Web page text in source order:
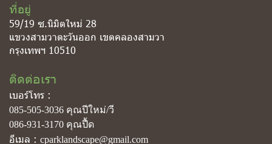
ที่อยู่
59/19 ซ.นิมิตใหม่ 28
แขวงสามวาตะวันออก เขตคลองสามวา
กรุงเทพฯ 10510
ติดต่อเรา
เบอร์โทร :
085-505-3036 คุณปีใหม่/วี
086-931-3170 คุณปื้ด
อีเมล : cparklandscape@gmail.com